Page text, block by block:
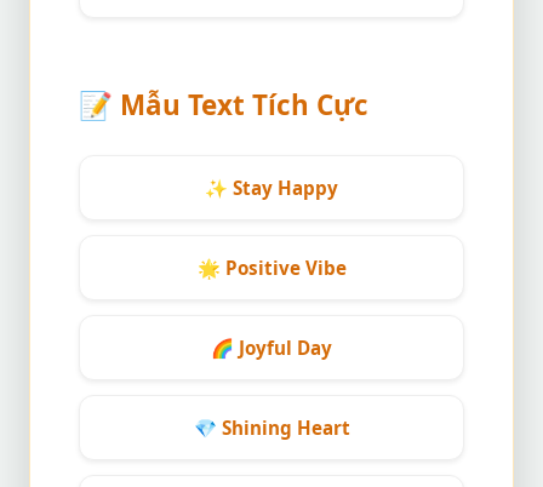
📝 Mẫu Text Tích Cực
✨ Stay Happy
🌟 Positive Vibe
🌈 Joyful Day
💎 Shining Heart